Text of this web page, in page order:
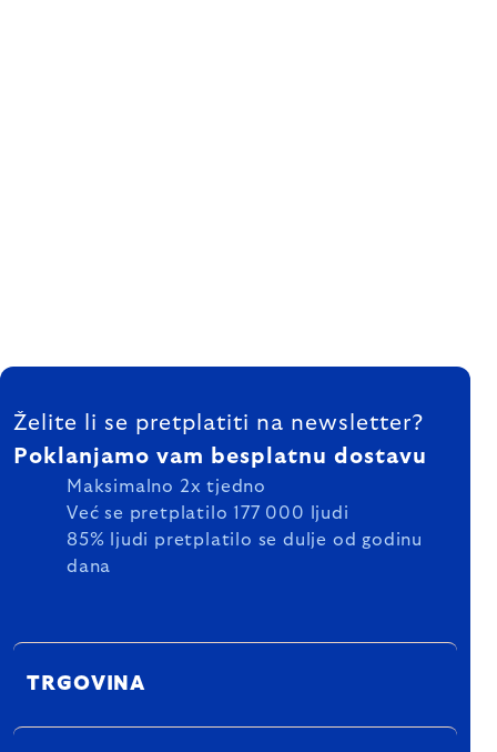
FOOTER
Želite li se pretplatiti na newsletter?
Poklanjamo vam besplatnu dostavu
Maksimalno 2x tjedno
Već se pretplatilo 177 000 ljudi
85% ljudi pretplatilo se dulje od godinu
dana
TRGOVINA